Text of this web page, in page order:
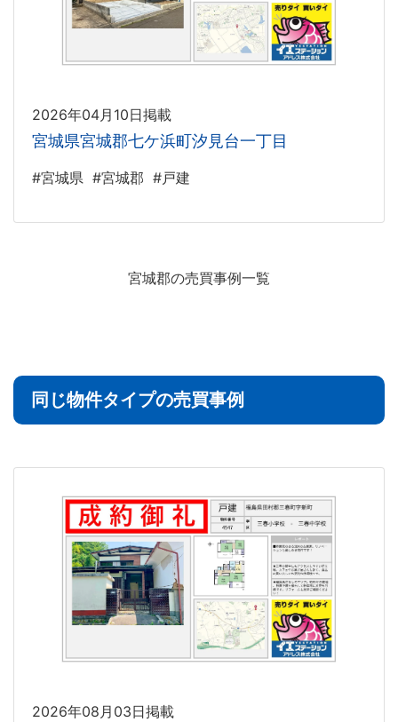
2026年04月10日掲載
宮城県宮城郡七ケ浜町汐見台一丁目
#宮城県 #宮城郡 #戸建
宮城郡の売買事例一覧
同じ物件タイプの売買事例
2026年08月03日掲載